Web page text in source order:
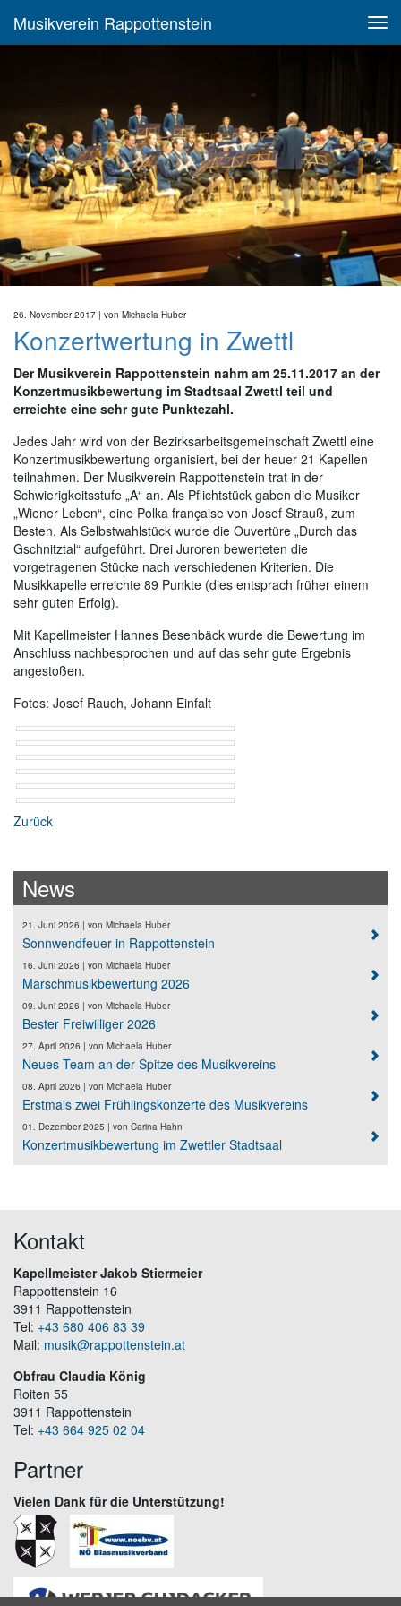
Musikverein Rappottenstein
26. November 2017 | von Michaela Huber
Konzertwertung in Zwettl
Der Musikverein Rappottenstein nahm am 25.11.2017 an der
Konzertmusikbewertung im Stadtsaal Zwettl teil und
erreichte eine sehr gute Punktezahl.
Jedes Jahr wird von der Bezirksarbeitsgemeinschaft Zwettl eine
Konzertmusikbewertung organisiert, bei der heuer 21 Kapellen
teilnahmen. Der Musikverein Rappottenstein trat in der
Schwierigkeitsstufe „A“ an. Als Pflichtstück gaben die Musiker
„Wiener Leben“, eine Polka française von Josef Strauß, zum
Besten. Als Selbstwahlstück wurde die Ouvertüre „Durch das
Gschnitztal“ aufgeführt. Drei Juroren bewerteten die
vorgetragenen Stücke nach verschiedenen Kriterien. Die
Musikkapelle erreichte 89 Punkte (dies entsprach früher einem
sehr guten Erfolg).
Mit Kapellmeister Hannes Besenbäck wurde die Bewertung im
Anschluss nachbesprochen und auf das sehr gute Ergebnis
angestoßen.
Fotos: Josef Rauch, Johann Einfalt
Zurück
News
21. Juni 2026 | von Michaela Huber
Sonnwendfeuer in Rappottenstein
16. Juni 2026 | von Michaela Huber
Marschmusikbewertung 2026
09. Juni 2026 | von Michaela Huber
Bester Freiwilliger 2026
27. April 2026 | von Michaela Huber
Neues Team an der Spitze des Musikvereins
08. April 2026 | von Michaela Huber
Erstmals zwei Frühlingskonzerte des Musikvereins
01. Dezember 2025 | von Carina Hahn
Konzertmusikbewertung im Zwettler Stadtsaal
Kontakt
Kapellmeister Jakob Stiermeier
Rappottenstein 16
3911 Rappottenstein
Tel: +43 680 406 83 39
Mail: musik@rappottenstein.at
Obfrau Claudia König
Roiten 55
3911 Rappottenstein
Tel: +43 664 925 02 04
Partner
Vielen Dank für die Unterstützung!